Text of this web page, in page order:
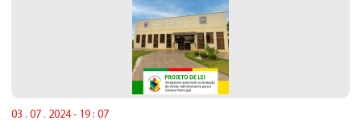
03 . 07 . 2024 - 19 : 07